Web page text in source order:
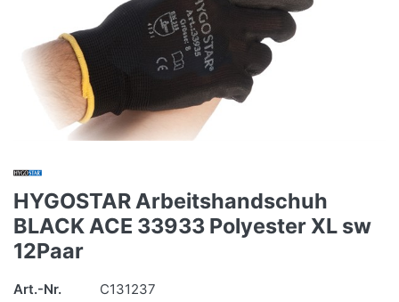
HYGOSTAR Arbeitshandschuh
BLACK ACE 33933 Polyester XL sw
12Paar
Art.-Nr.
C131237